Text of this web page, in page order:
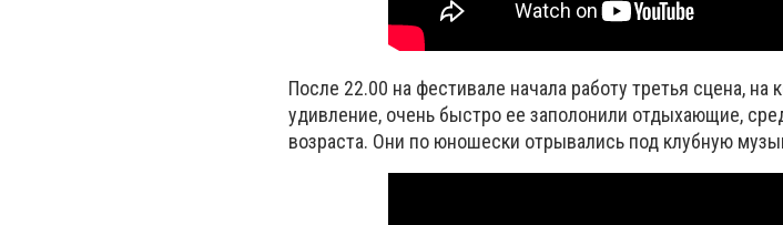
После 22.00 на фестивале начала работу третья сцена,
удивление, очень быстро ее заполонили отдыхающие,
возраста. Они по юношески отрывались под клубную